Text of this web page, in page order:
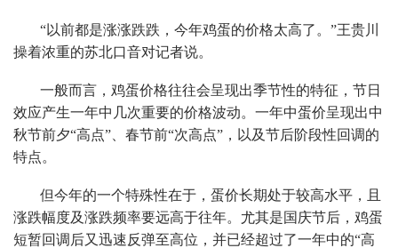
“以前都是涨涨跌跌，今年鸡蛋的价格太高了。”王贵川
操着浓重的苏北口音对记者说。
一般而言，鸡蛋价格往往会呈现出季节性的特征，节日
效应产生一年中几次重要的价格波动。一年中蛋价呈现出中
秋节前夕“高点”、春节前“次高点”，以及节后阶段性回调的
特点。
但今年的一个特殊性在于，蛋价长期处于较高水平，且
涨跌幅度及涨跌频率要远高于往年。尤其是国庆节后，鸡蛋
短暂回调后又迅速反弹至高位，并已经超过了一年中的“高